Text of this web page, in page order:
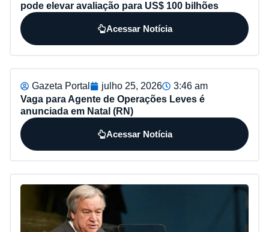
pode elevar avaliação para US$ 100 bilhões
Acessar Notícia
Gazeta Portal julho 25, 2026
3:46 am
Vaga para Agente de Operações Leves é
anunciada em Natal (RN)
Acessar Notícia